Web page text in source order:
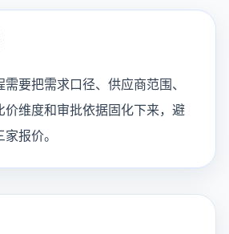
要把需求口径、供应商范围、
价维度和审批依据固化下来，避
报价。